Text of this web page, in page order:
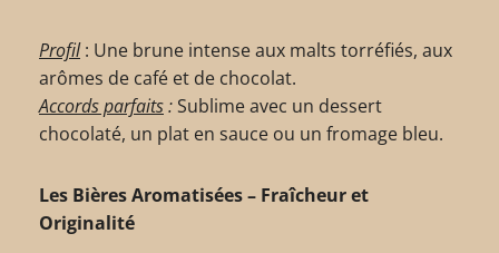
Profil: Une brune intense aux malts torréfiés, aux
arômes de café et de chocolat.
Accords parfaits:Sublime avec un dessert
chocolaté, un plat en sauce ou un fromage bleu.
Les Bières Aromatisées – Fraîcheur et
Originalité